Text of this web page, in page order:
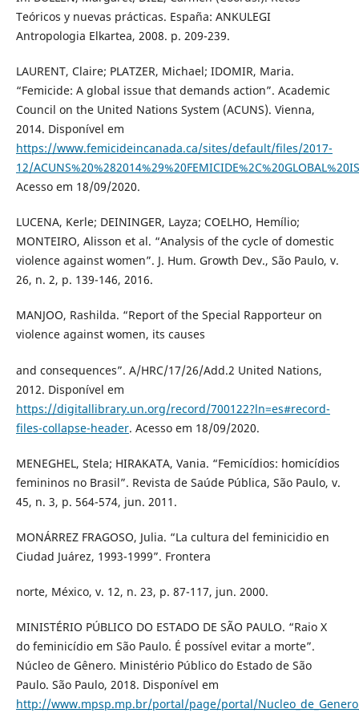
Teóricos y nuevas prácticas. España: ANKULEGI
Antropologia Elkartea, 2008. p. 209-239.
LAURENT, Claire; PLATZER, Michael; IDOMIR, Maria.
“Femicide: A global issue that demands action”. Academic
Council on the United Nations System (ACUNS). Vienna,
2014. Disponível em
https://www.femicideincanada.ca/sites/default/files/2017-
12/
Acesso em 18/09/2020.
LUCENA, Kerle; DEININGER, Layza; COELHO, Hemílio;
MONTEIRO, Alisson et al. “Analysis of the cycle of domestic
violence against women”. J. Hum. Growth Dev., São Paulo, v.
26, n. 2, p. 139-146, 2016.
MANJOO, Rashilda. “Report of the Special Rapporteur on
violence against women, its causes
and consequences”. A/HRC/17/26/Add.2 United Nations,
2012. Disponível em
https://digitallibrary.un.org/record/700122?ln=es#record-
files-collapse-header. Acesso em 18/09/2020.
MENEGHEL, Stela; HIRAKATA, Vania. “Femicídios: homicídios
femininos no Brasil”. Revista de Saúde Pública, São Paulo, v.
45, n. 3, p. 564-574, jun. 2011.
MONÁRREZ FRAGOSO, Julia. “La cultura del feminicidio en
Ciudad Juárez, 1993-1999”. Frontera
norte, México, v. 12, n. 23, p. 87-117, jun. 2000.
MINISTÉRIO PÚBLICO DO ESTADO DE SÃO PAULO. “Raio X
do feminicídio em São Paulo. É possível evitar a morte”.
Núcleo de Gênero. Ministério Público do Estado de São
Paulo. São Paulo, 2018. Disponível em
http://www.mpsp.mp.br/portal/page/portal/